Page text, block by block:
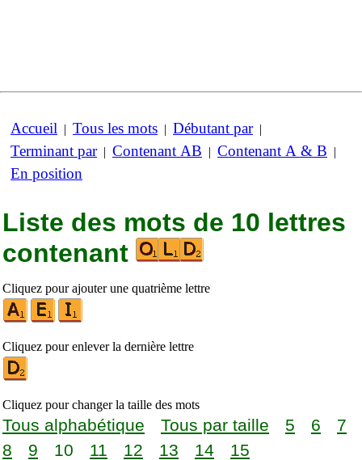
Accueil | Tous les mots | Débutant par|
Terminant par| Contenant AB | Contenant A & B |
En position
Liste des mots de 10 lettres
contenant
Cliquez pour ajouter une quatrième lettre
Cliquez pour enlever la dernière lettre
Cliquez pour changer la taille des mots
Tous alphabétique Tous par taille 5 6
7
8
9 10 11 12 13 14 15